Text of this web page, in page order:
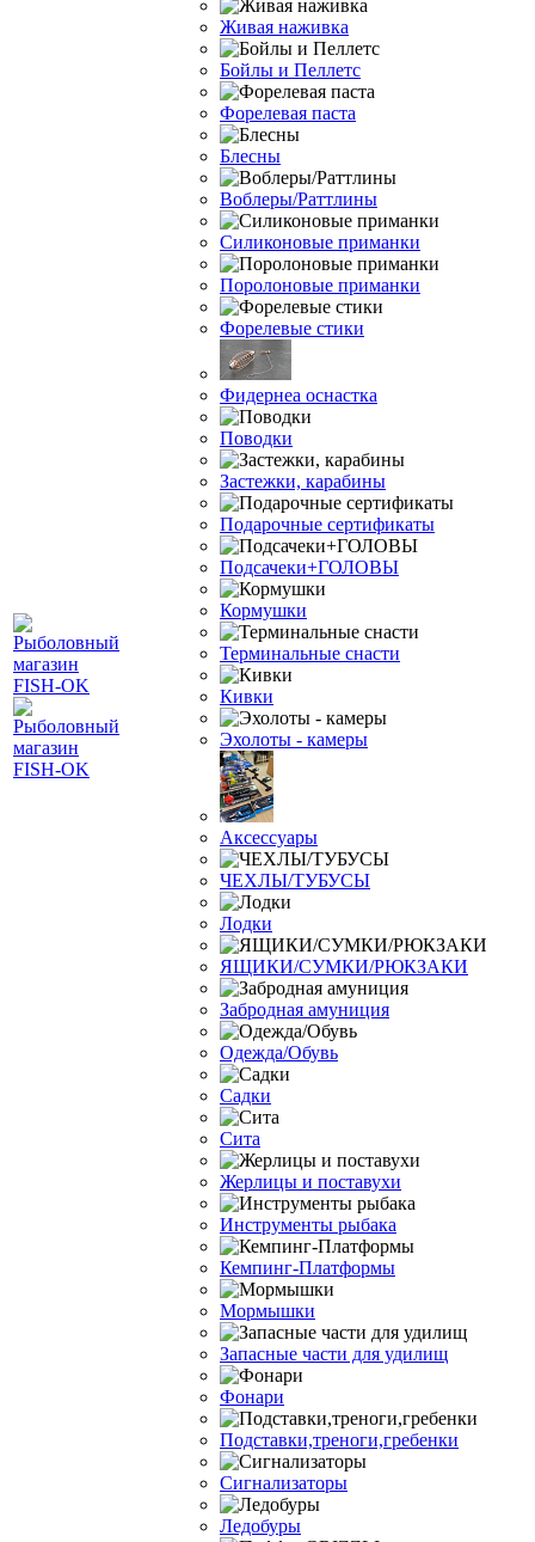
Живая наживка
Бойлы и Пеллетс
Форелевая паста
Блесны
Воблеры/Раттлины
Силиконовые приманки
Поролоновые приманки
Форелевые стики
Фидернеа оснастка
Поводки
Застежки, карабины
Подарочные сертификаты
Подсачеки+ГОЛОВЫ
Кормушки
Терминальные снасти
Кивки
Эхолоты - камеры
Аксессуары
ЧЕХЛЫ/ТУБУСЫ
Лодки
ЯЩИКИ/СУМКИ/РЮКЗАКИ
Забродная амуниция
Одежда/Обувь
Садки
Сита
Жерлицы и поставухи
Инструменты рыбака
Кемпинг-Платформы
Мормышки
Запасные части для удилищ
Фонари
Подставки,треноги,гребенки
Сигнализаторы
Ледобуры